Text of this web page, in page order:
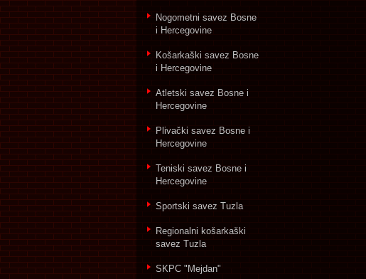
Nogometni savez Bosne
i Hercegovine
Košarkaški savez Bosne
i Hercegovine
Atletski savez Bosne i
Hercegovine
Plivački savez Bosne i
Hercegovine
Teniski savez Bosne i
Hercegovine
Sportski savez Tuzla
Regionalni košarkaški
savez Tuzla
SKPC "Mejdan"